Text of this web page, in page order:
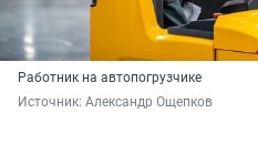
Работник на автопогрузчике
Источник: Александр Ощепков